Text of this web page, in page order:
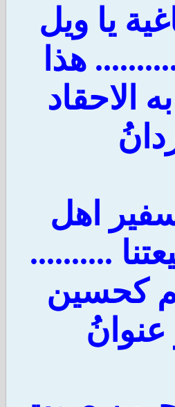
يا ويل
هذا
الاحقاد
اهل
..........
كحسين